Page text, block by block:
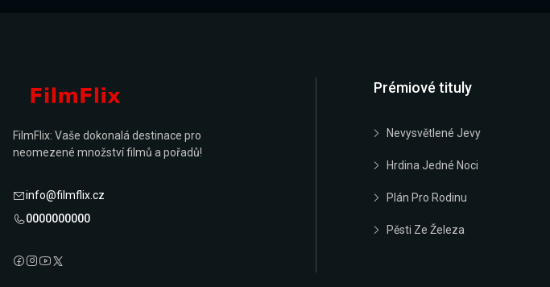
FilmFlix: Vaše dokonalá destinace pro
neomezené množství filmů a pořadů!
info@filmflix.cz
0000000000
Prémiové tituly
Nevysvětlené Jevy
Hrdina Jedné Noci
Plán Pro Rodinu
Pěsti Ze Železa